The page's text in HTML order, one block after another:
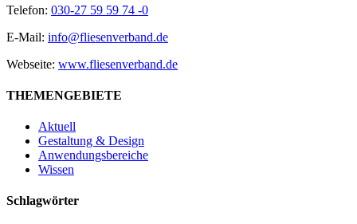
Telefon: 030-27 59 59 74 -0
E-Mail: info@fliesenverband.de
Webseite: www.fliesenverband.de
THEMENGEBIETE
Aktuell
Gestaltung & Design
Anwendungsbereiche
Wissen
Schlagwörter